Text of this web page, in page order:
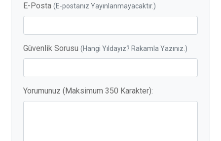
E-Posta(E-postanız Yayınlanmayacaktır.)
Güvenlik Sorusu(Hangi Yıldayız? Rakamla Yazınız.)
Yorumunuz (Maksimum 350 Karakter):